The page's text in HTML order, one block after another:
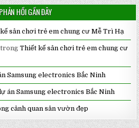
PHẢN HỒI GẦN ĐÂY
sân chơi trẻ em chung cư Mễ Trì Hạ
trongThiết kế sân chơi trẻ em chung cư
Samsung electronics Bắc Ninh
án Samsung electronics Bắc Ninh
cảnh quan sân vườn đẹp